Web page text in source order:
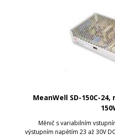
MeanWell SD-150C-24,
Měnič s variabilním
výstupním napětím 23 až 30V